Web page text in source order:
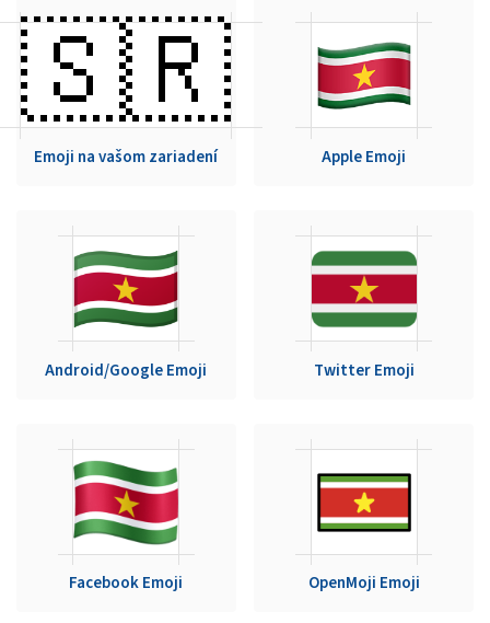
🇸🇷
Emoji na vašom zariadení Apple Emoji
Android/Google Emoji Twitter Emoji
Facebook Emoji OpenMoji Emoji